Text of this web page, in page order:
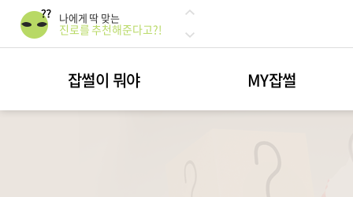
나에게 딱 맞는
진로를 추천해준다고?!
49:51 한 끗 차이에 따라
광고? 광고!
광고해드립니다!
나에게 딱 맞는
잡썰이 뭐야 MY잡썰